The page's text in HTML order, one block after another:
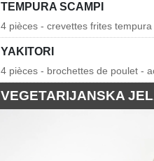
TEMPURA SCAMPI
4 pièces - crevettes frites
YAKITORI
4 pièces - brochettes de poulet -
VEGETARIJANSKA